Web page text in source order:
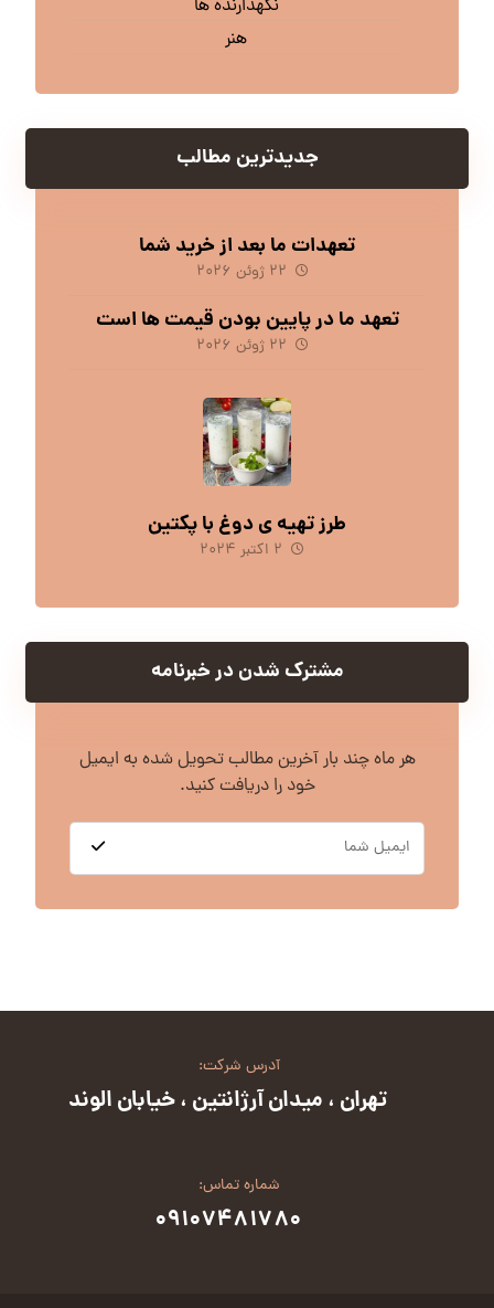
نگهدارنده ها
هنر
جدیدترین مطالب
تعهدات ما بعد از خرید شما
۲۲ ژوئن ۲۰۲۶
تعهد ما در پایین بودن قیمت ها است
۲۲ ژوئن ۲۰۲۶
طرز تهیه ی دوغ با پکتین
۲ اکتبر ۲۰۲۴
مشترک شدن در خبرنامه
هر ماه چند بار آخرین مطالب تحویل شده به ایمیل
خود را دریافت کنید.
آدرس شرکت:
تهران ، میدان آرژانتین ، خیابان الوند
شماره تماس:
۰۹۱۰۷۴۸۱۷۸۰